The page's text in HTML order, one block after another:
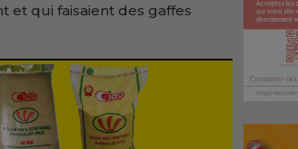
et qui faisaient des gaffes